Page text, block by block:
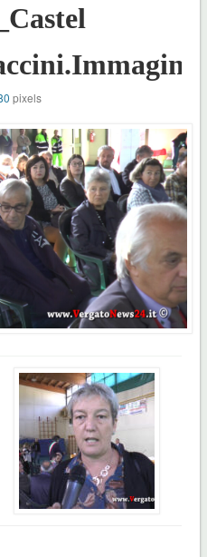
pixels